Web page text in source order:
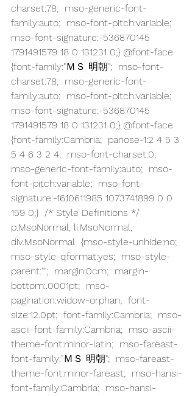
charset:78;  mso-generic-font-
family:auto;  mso-font-pitch:variable;
mso-font-signature:-536870145
1791491579 18 0 131231 0;} @font-face
{font-family:"ＭＳ 明朝";  mso-font-
charset:78;  mso-generic-font-
family:auto;  mso-font-pitch:variable;
mso-font-signature:-536870145
1791491579 18 0 131231 0;} @font-face
{font-family:Cambria;  panose-1:2 4 5 3
5 4 6 3 2 4;  mso-font-charset:0;
mso-generic-font-family:auto;  mso-
font-pitch:variable;  mso-font-
signature:-1610611985 1073741899 0 0
159 0;}  /* Style Definitions */
p.MsoNormal, li.MsoNormal,
div.MsoNormal  {mso-style-unhide:no;
mso-style-qformat:yes;  mso-style-
parent:"";  margin:0cm;  margin-
bottom:.0001pt;  mso-
pagination:widow-orphan;  font-
size:12.0pt;  font-family:Cambria;  mso-
ascii-font-family:Cambria;  mso-ascii-
theme-font:minor-latin;  mso-fareast-
font-family:"ＭＳ 明朝";  mso-fareast-
theme-font:minor-fareast;  mso-hansi-
font-family:Cambria;  mso-hansi-